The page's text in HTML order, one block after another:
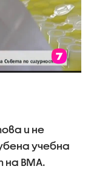
и не
учебна
на ВМА.